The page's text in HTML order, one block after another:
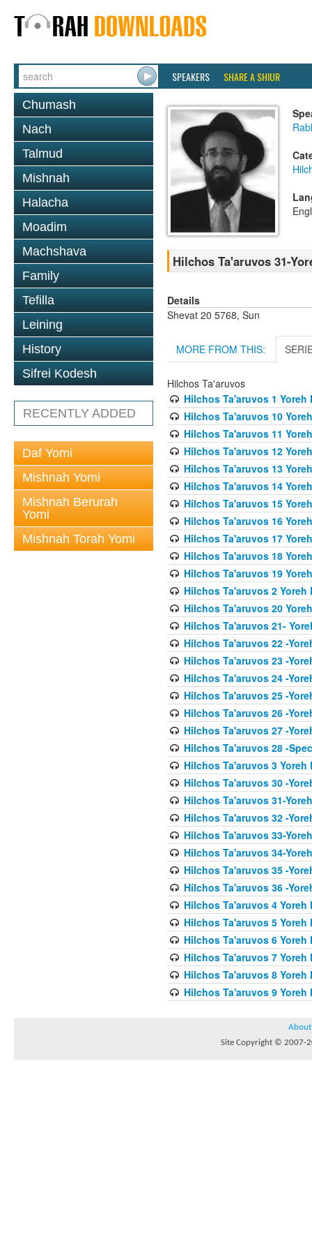
SPEAKERS SHARE A SHIUR
Chumash
Nach
Talmud
Mishnah
Halacha
Moadim
Machshava
Family
Tefilla
Leining
History
Sifrei Kodesh
RECENTLY ADDED
Daf Yomi
Mishnah Yomi
Mishnah Berurah
Yomi
Mishnah Torah Yomi
Hilchos Ta'aruvos 31-
Details
Shevat 20 5768, Sun
MORE FROM THIS:
Hilchos Ta'aruvos
Hilchos Ta'aruvos 1 Yoreh
Hilchos Ta'aruvos 10
Hilchos Ta'aruvos 11
Hilchos Ta'aruvos 12
Hilchos Ta'aruvos 13
Hilchos Ta'aruvos 14
Hilchos Ta'aruvos 15
Hilchos Ta'aruvos 16
Hilchos Ta'aruvos 17
Hilchos Ta'aruvos 18
Hilchos Ta'aruvos 19
Hilchos Ta'aruvos 2 Yoreh
Hilchos Ta'aruvos 20
Hilchos Ta'aruvos 21-
Hilchos Ta'aruvos 22 -
Hilchos Ta'aruvos 23 -
Hilchos Ta'aruvos 24 -
Hilchos Ta'aruvos 25 -
Hilchos Ta'aruvos 26 -
Hilchos Ta'aruvos 27 -
Hilchos Ta'aruvos 28 -
Hilchos Ta'aruvos 3 Yoreh
Hilchos Ta'aruvos 30 -
Hilchos Ta'aruvos 31-
Hilchos Ta'aruvos 32 -
Hilchos Ta'aruvos 33-
Hilchos Ta'aruvos 34-
Hilchos Ta'aruvos 35 -
Hilchos Ta'aruvos 36 -
Hilchos Ta'aruvos 4 Yoreh
Hilchos Ta'aruvos 5 Yoreh
Hilchos Ta'aruvos 6 Yoreh
Hilchos Ta'aruvos 7 Yoreh
Hilchos Ta'aruvos 8 Yoreh
Hilchos Ta'aruvos 9 Yoreh
About
Site Copyright © 2007-